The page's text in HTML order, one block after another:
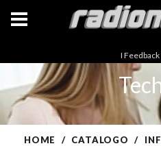
I
HOME CATALOGO